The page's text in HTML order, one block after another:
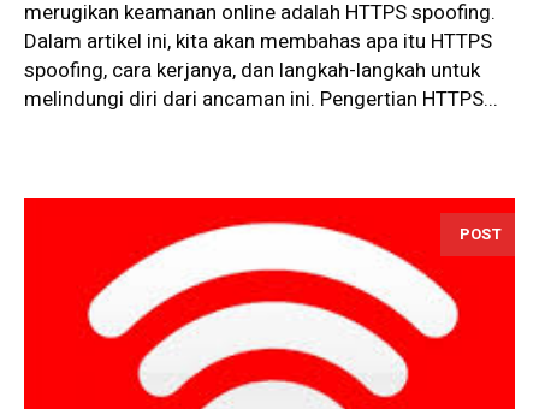
merugikan keamanan online adalah HTTPS spoofing.
Dalam artikel ini, kita akan membahas apa itu HTTPS
spoofing, cara kerjanya, dan langkah-langkah untuk
melindungi diri dari ancaman ini. Pengertian HTTPS...
POST